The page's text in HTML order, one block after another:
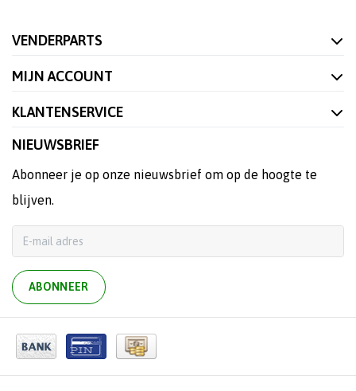
VENDERPARTS
MIJN ACCOUNT
KLANTENSERVICE
NIEUWSBRIEF
Abonneer je op onze nieuwsbrief om op de hoogte te
blijven.
ABONNEER